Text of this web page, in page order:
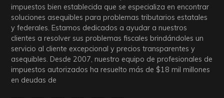
impuestos bien establecida que se especializa en encontrar
soluciones asequibles para problemas tributarios estatales
y federales. Estamos dedicados a ayudar a nuestros
clientes a resolver sus problemas fiscales brindándoles un
servicio al cliente excepcional y precios transparentes y
asequibles. Desde 2007, nuestro equipo de profesionales de
impuestos autorizados ha resuelto más de$18 mil millones
en deudas de